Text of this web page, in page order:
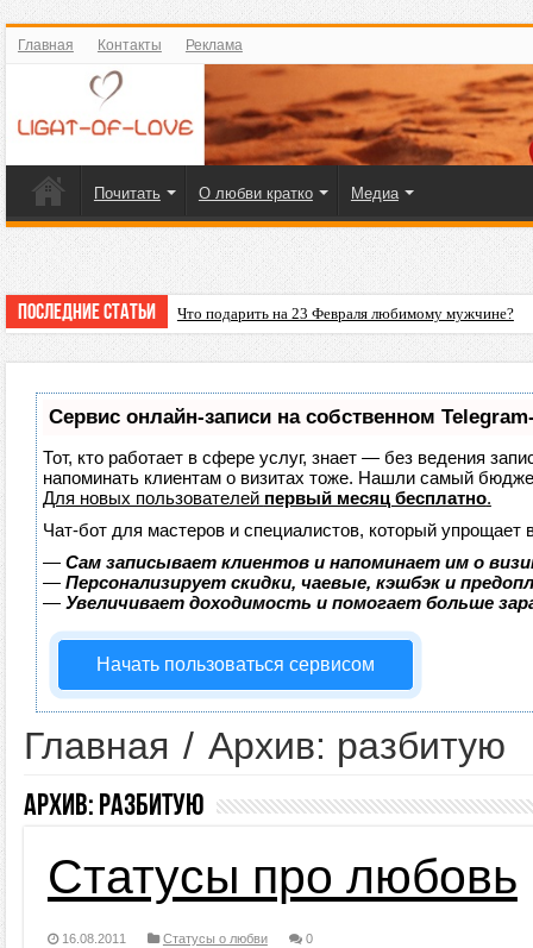
Главная Контакты Реклама
Почитать О любви кратко Медиа
Последние статьи Что подарить на 23 Февраля любимому мужчине?
Сервис онлайн-записи на собственном
Тот, кто работает в сфере услуг, знает — без ведения
напоминать клиентам о визитах тоже. Нашли самый
Для новых пользователей первый месяц бесплатно.
Чат-бот для мастеров и специалистов, который упрощает
— Сам записывает клиентов и напоминает им о
— Персонализирует скидки, чаевые, кэшбэк и
— Увеличивает доходимость и помогает больше
Начать пользоваться сервисом
Главная / Архив: разбитую
Архив: разбитую
Статусы про любовь
16.08.2011 Статусы о любви 0